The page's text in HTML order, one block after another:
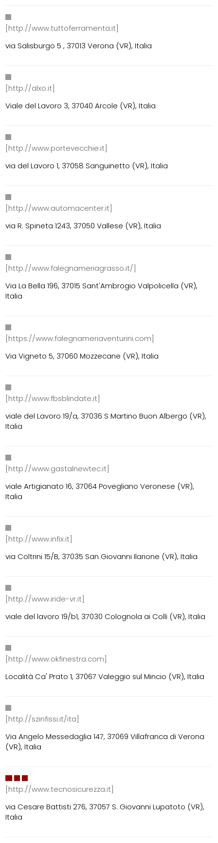
[http://www.tuttoferramenta.it]
via Salisburgo 5 , 37013 Verona (VR), Italia
[http://alxo.it]
Viale del Lavoro 3, 37040 Arcole (VR), Italia
[http://www.portevecchie.it]
via del Lavoro 1, 37058 Sanguinetto (VR), Italia
[http://www.automacenter.it]
via R. Spineta 1243, 37050 Vallese (VR), Italia
[http://www.falegnameriagrasso.it/]
Via La Bella 196, 37015 Sant'Ambrogio Valpolicella (VR),
Italia
[https://www.falegnameriaventurini.com]
Via Vigneto 5, 37060 Mozzecane (VR), Italia
[http://www.fbsblindate.it]
viale del Lavoro 19/a, 37036 S Martino Buon Albergo (VR),
Italia
[http://www.gastalnewtec.it]
viale Artigianato 16, 37064 Povegliano Veronese (VR),
Italia
[http://www.infix.it]
via Coltrini 15/B, 37035 San Giovanni Ilarione (VR), Italia
[http://www.iride-vr.it]
viale del lavoro 19/b1, 37030 Colognola ai Colli (VR), Italia
[http://www.okfinestra.com]
Località Ca' Prato 1, 37067 Valeggio sul Mincio (VR), Italia
[http://szinfissi.it/ita]
Via Angelo Messedaglia 147, 37069 Villafranca di Verona
(VR), Italia
[http://www.tecnosicurezza.it]
via Cesare Battisti 276, 37057 S. Giovanni Lupatoto (VR),
Italia